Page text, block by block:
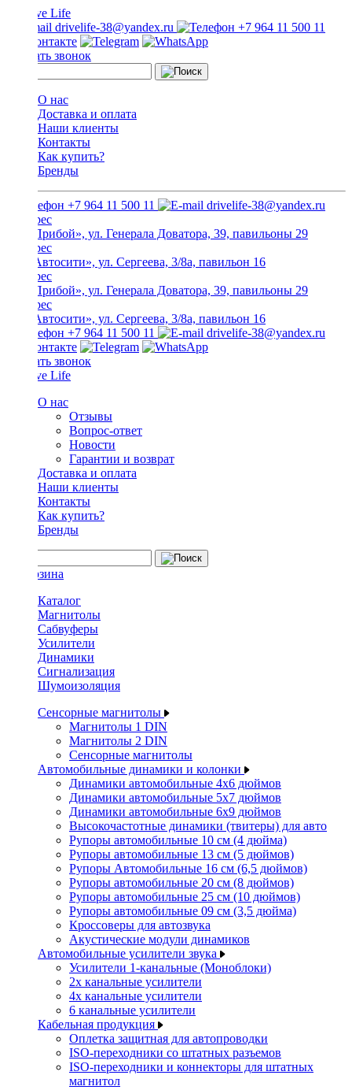
drivelife-38@yandex.ru +7 964 11 500 11
Заказать звонок
О нас
Доставка и оплата
Наши клиенты
Контакты
Как купить?
Бренды
+7 964 11 500 11 drivelife-38@yandex.ru
ТЦ «Прибой», ул. Генерала Доватора, 39, павильоны 29
ТЦ «Автосити», ул. Сергеева, 3/8а, павильон 16
ТЦ «Прибой», ул. Генерала Доватора, 39, павильоны 29
ТЦ «Автосити», ул. Сергеева, 3/8а, павильон 16
+7 964 11 500 11
drivelife-38@yandex.ru
Заказать звонок
О нас
Отзывы
Вопрос-ответ
Новости
Гарантии и возврат
Доставка и оплата
Наши клиенты
Контакты
Как купить?
Бренды
Каталог
Магнитолы
Сабвуферы
Усилители
Динамики
Сигнализация
Шумоизоляция
Сенсорные магнитолы
Магнитолы 1 DIN
Магнитолы 2 DIN
Сенсорные магнитолы
Автомобильные динамики и колонки
Динамики автомобильные 4x6 дюймов
Динамики автомобильные 5x7 дюймов
Динамики автомобильные 6x9 дюймов
Высокочастотные динамики (твитеры) для авто
Рупоры автомобильные 10 см (4 дюйма)
Рупоры автомобильные 13 см (5 дюймов)
Рупоры Автомобильные 16 см (6,5 дюймов)
Рупоры автомобильные 20 см (8 дюймов)
Рупоры автомобильные 25 см (10 дюймов)
Рупоры автомобильные 09 см (3,5 дюйма)
Кроссоверы для автозвука
Акустические модули динамиков
Автомобильные усилители звука
Усилители 1-канальные (Моноблоки)
2х канальные усилители
4х канальные усилители
6 канальные усилители
Кабельная продукция
Оплетка защитная для автопроводки
ISO-переходники со штатных разъемов
ISO-переходники и коннекторы для штатных
магнитол